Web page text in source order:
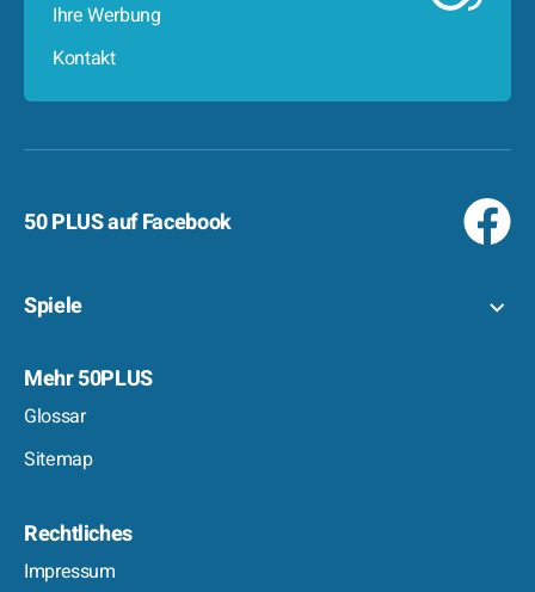
Ihre Werbung
Kontakt
50 PLUS auf Facebook
Spiele
Mehr 50PLUS
Glossar
Sitemap
Rechtliches
Impressum